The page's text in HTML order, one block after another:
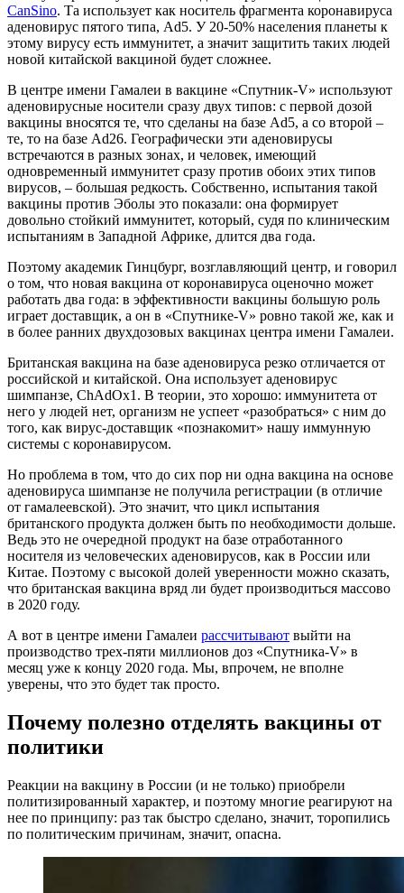
CanSino. Та использует как носитель фрагмента коронавируса
аденовирус пятого типа, Ad5. У 20-50% населения планеты к
этому вирусу есть иммунитет, а значит защитить таких людей
новой китайской вакциной будет сложнее.
В центре имени Гамалеи в вакцине «Спутник-V» используют
аденовирусные носители сразу двух типов: с первой дозой
вакцины вносятся те, что сделаны на базе Ad5, а со второй –
те, то на базе Ad26. Географически эти аденовирусы
встречаются в разных зонах, и человек, имеющий
одновременный иммунитет сразу против обоих этих типов
вирусов, – большая редкость. Собственно, испытания такой
вакцины против Эболы это показали: она формирует
довольно стойкий иммунитет, который, судя по клиническим
испытаниям в Западной Африке, длится два года.
Поэтому академик Гинцбург, возглавляющий центр, и говорил
о том, что новая вакцина от коронавируса оценочно может
работать два года: в эффективности вакцины большую роль
играет доставщик, а он в «Спутнике-V» ровно такой же, как и
в более ранних двухдозовых вакцинах центра имени Гамалеи.
Британская вакцина на базе аденовируса резко отличается от
российской и китайской. Она использует аденовирус
шимпанзе, ChAdOx1. В теории, это хорошо: иммунитета от
него у людей нет, организм не успеет «разобраться» с ним до
того, как вирус-доставщик «познакомит» нашу иммунную
системы с коронавирусом.
Но проблема в том, что до сих пор ни одна вакцина на основе
аденовируса шимпанзе не получила регистрации (в отличие
от гамалеевской). Это значит, что цикл испытания
британского продукта должен быть по необходимости дольше.
Ведь это не очередной продукт на базе отработанного
носителя из человеческих аденовирусов, как в России или
Китае. Поэтому с высокой долей уверенности можно сказать,
что британская вакцина вряд ли будет производиться массово
в 2020 году.
А вот в центре имени Гамалеи рассчитывают выйти на
производство трех-пяти миллионов доз «Спутника-V» в
месяц уже к концу 2020 года. Мы, впрочем, не вполне
уверены, что это будет так просто.
Почему полезно отделять вакцины от
политики
Реакции на вакцину в России (и не только) приобрели
политизированный характер, и поэтому многие реагируют на
нее по принципу: раз так быстро сделано, значит, торопились
по политическим причинам, значит, опасна.